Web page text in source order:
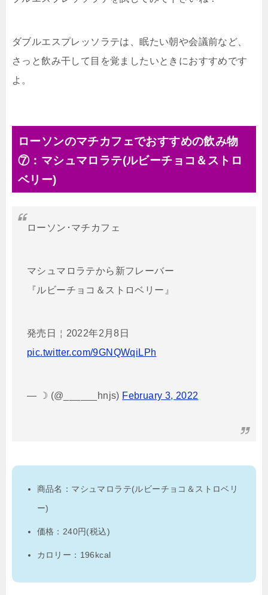
ダブルエスプレッソラテは、眠たい朝や会議前など、
さっと飲み干して目を覚ましたいときにおすすめです
よ。
ローソンのマチカフェでおすすめの飲み物
⑦：マシュマロラテ(ルビーチョコ＆ストロ
ベリー)
ローソン･マチカフェ
マシュマロラテから新フレーバー
『ルビーチョコ＆ストロベリー』
発売日￤2022年2月8日
pic.twitter.com/9GNQWqiLPh
— ☽ (@______hnjs) February 3, 2022
商品名：マシュマロラテ(ルビーチョコ＆ストロベリ
ー)
価格：240円(税込)
カロリー：196kcal